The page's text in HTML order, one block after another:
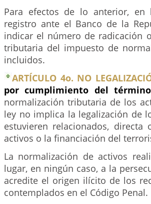
Para efectos de lo anterior,
registro ante el Banco de la
indicar el número de radicación
tributaria del impuesto de
incluidos.
ARTÍCULO 4o. NO
por cumplimiento del
normalización tributaria de los
ley no implica la legalización de
estuvieren relacionados,
activos o la financiación del
La normalización de activos
lugar, en ningún caso, a la
acredite el origen ilícito de los
contemplados en el Código Penal.